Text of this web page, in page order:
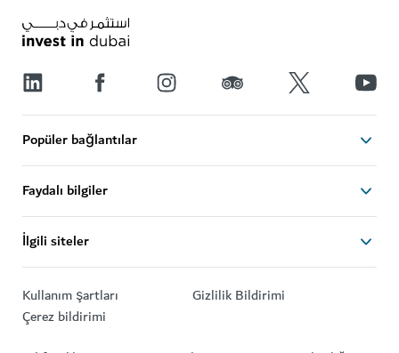
Popüler bağlantılar
Faydalı bilgiler
İlgili siteler
Kullanım şartları
Gizlilik Bildirimi
Çerez bildirimi